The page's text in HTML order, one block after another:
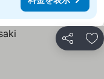
シェア お